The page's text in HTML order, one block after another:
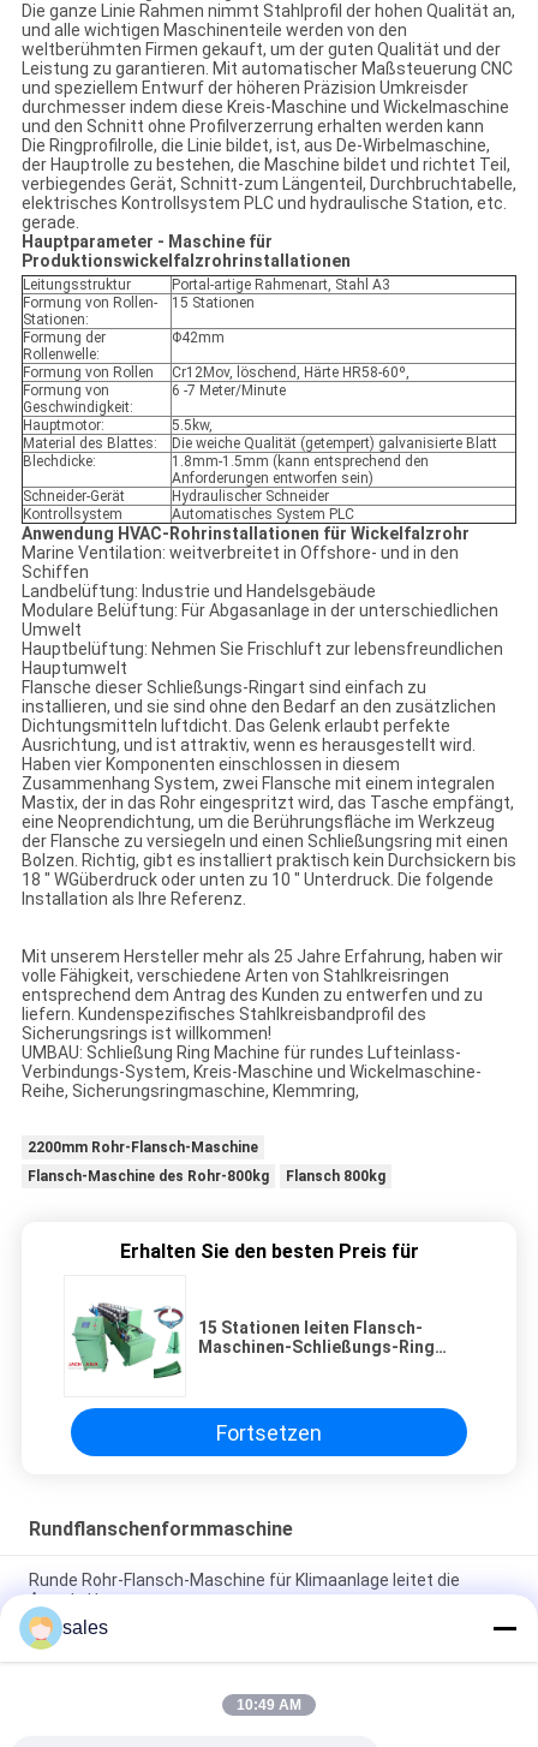
Die ganze Linie Rahmen nimmt Stahlprofil der hohen Qualität an,
und alle wichtigen Maschinenteile werden von den
weltberühmten Firmen gekauft, um der guten Qualität und der
Leistung zu garantieren. Mit automatischer Maßsteuerung CNC
und speziellem Entwurf der höheren Präzision Umkreisder
durchmesser indem diese Kreis-Maschine und Wickelmaschine
und den Schnitt ohne Profilverzerrung erhalten werden kann
Die Ringprofilrolle, die Linie bildet, ist, aus De-Wirbelmaschine,
der Hauptrolle zu bestehen, die Maschine bildet und richtet Teil,
verbiegendes Gerät, Schnitt-zum Längenteil, Durchbruchtabelle,
elektrisches Kontrollsystem PLC und hydraulische Station, etc.
gerade.
Hauptparameter - Maschine für
Produktionswickelfalzrohrinstallationen
Leitungsstruktur
Portal-artige Rahmenart, Stahl A3
Formung von Rollen-
Stationen:
15 Stationen
Formung der
Rollenwelle:
Φ42mm
Formung von Rollen
Cr12Mov, löschend, Härte HR58-60º,
Formung von
Geschwindigkeit:
6 -7 Meter/Minute
Hauptmotor:
5.5kw,
Material des Blattes:
Die weiche Qualität (getempert) galvanisierte Blatt
Blechdicke:
1.8mm-1.5mm (kann entsprechend den
Anforderungen entworfen sein)
Schneider-Gerät
Hydraulischer Schneider
Kontrollsystem
Automatisches System PLC
Anwendung HVAC-Rohrinstallationen für Wickelfalzrohr
Marine Ventilation: weitverbreitet in Offshore- und in den
Schiffen
Landbelüftung: Industrie und Handelsgebäude
Modulare Belüftung: Für Abgasanlage in der unterschiedlichen
Umwelt
Hauptbelüftung: Nehmen Sie Frischluft zur lebensfreundlichen
Hauptumwelt
Flansche dieser Schließungs-Ringart sind einfach zu
installieren, und sie sind ohne den Bedarf an den zusätzlichen
Dichtungsmitteln luftdicht. Das Gelenk erlaubt perfekte
Ausrichtung, und ist attraktiv, wenn es herausgestellt wird.
Haben vier Komponenten einschlossen in diesem
Zusammenhang System, zwei Flansche mit einem integralen
Mastix, der in das Rohr eingespritzt wird, das Tasche empfängt,
eine Neoprendichtung, um die Berührungsfläche im Werkzeug
der Flansche zu versiegeln und einen Schließungsring mit einen
Bolzen. Richtig, gibt es installiert praktisch kein Durchsickern bis
18 ″ WGüberdruck oder unten zu 10 ″ Unterdruck. Die folgende
Installation als Ihre Referenz.
Mit unserem Hersteller mehr als 25 Jahre Erfahrung, haben wir
volle Fähigkeit, verschiedene Arten von Stahlkreisringen
entsprechend dem Antrag des Kunden zu entwerfen und zu
liefern. Kundenspezifisches Stahlkreisbandprofil des
Sicherungsrings ist willkommen!
UMBAU: Schließung Ring Machine für rundes Lufteinlass-
Verbindungs-System, Kreis-Maschine und Wickelmaschine-
Reihe, Sicherungsringmaschine, Klemmring,
2200mm Rohr-Flansch-Maschine
Flansch-Maschine des Rohr-800kg
Flansch 800kg
Erhalten Sie den besten Preis für
15 Stationen leiten Flansch-
Maschinen-Schließungs-Ring
Fortsetzen
Rundflanschenformmaschine
Runde Rohr-Flansch-Maschine für Klimaanlage leitet die
Ausstattung
Winkel-Eisen-Runden-Flansch, der Maschinen-Rohr-Flansch-
Maschine herstellt
Runder Flansch, der Maschinen-Rohr-Flansch-Maschine
sales
10:49 AM